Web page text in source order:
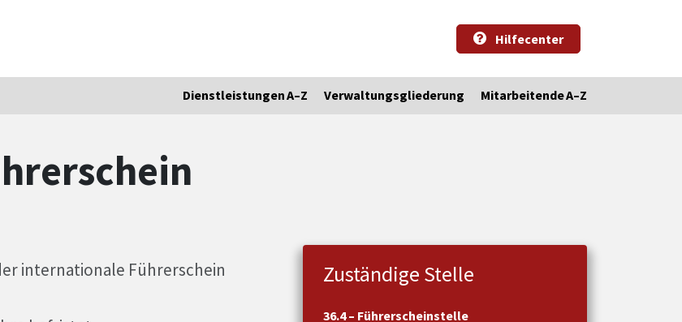
Hilfecenter
Dienstleistungen A–Z Verwaltungsgliederung Mitarbeitende A–Z
internationale Führerschein
Zuständige Stelle
36.4 – Führerscheinstelle